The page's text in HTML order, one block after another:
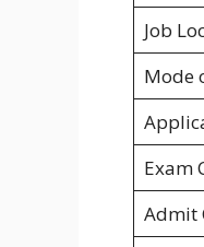
Job
Mode
Exam
Admit